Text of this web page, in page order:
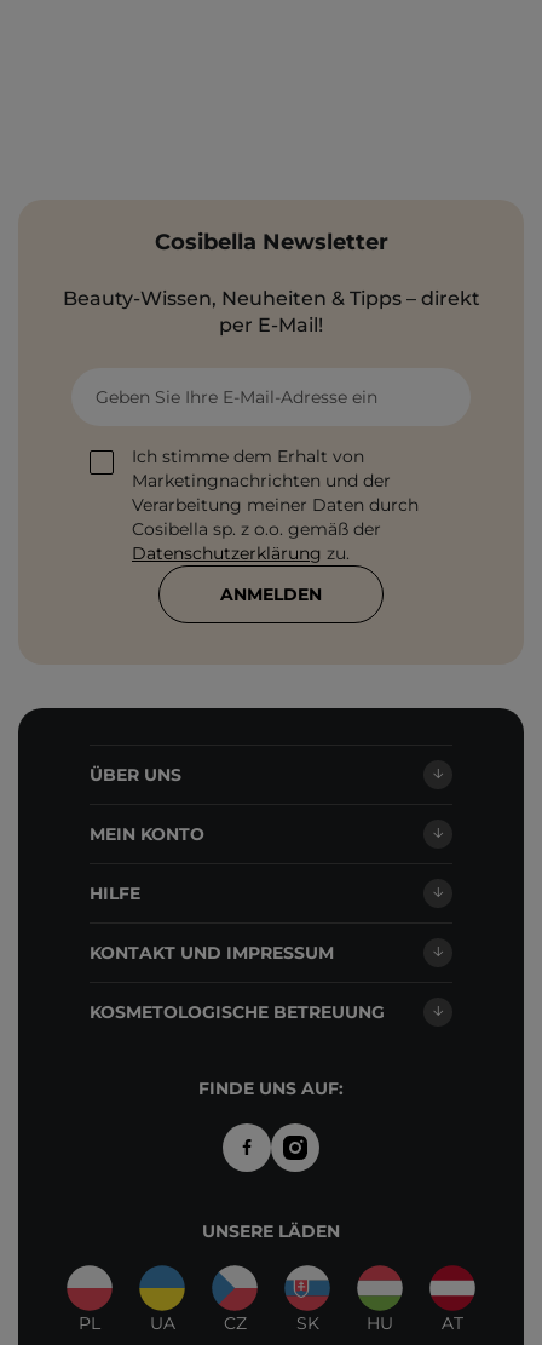
Cosibella Newsletter
Beauty-Wissen, Neuheiten & Tipps – direkt
per E-Mail!
Geben Sie Ihre E-Mail-Adresse ein
Ich stimme dem Erhalt von
Marketingnachrichten und der
Verarbeitung meiner Daten durch
Cosibella sp. z o.o. gemäß der
Datenschutzerklärung zu.
ANMELDEN
ÜBER UNS
MEIN KONTO
HILFE
KONTAKT UND IMPRESSUM
KOSMETOLOGISCHE BETREUUNG
FINDE UNS AUF:
UNSERE LÄDEN
PL UA CZ SK HU AT